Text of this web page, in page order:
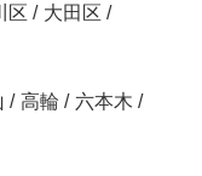
区 / 大田区 /
/ 高輪 / 六本木 /